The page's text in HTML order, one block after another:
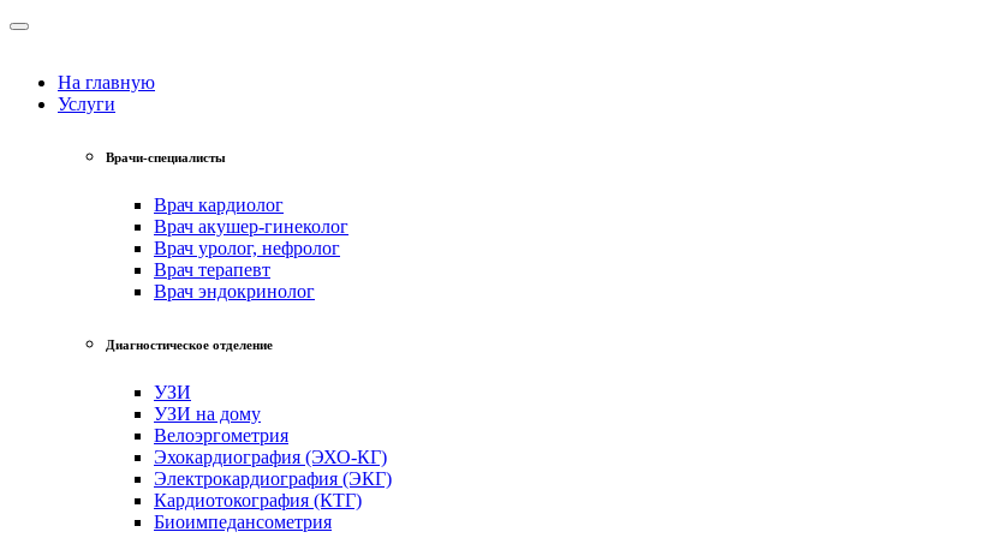
На главную
Услуги
Врачи-специалисты
Врач кардиолог
Врач акушер-гинеколог
Врач уролог, нефролог
Врач терапевт
Врач эндокринолог
Диагностическое отделение
УЗИ
УЗИ на дому
Велоэргометрия
Эхокардиография (ЭХО-КГ)
Электрокардиография (ЭКГ)
Кардиотокография (КТГ)
Биоимпедансометрия